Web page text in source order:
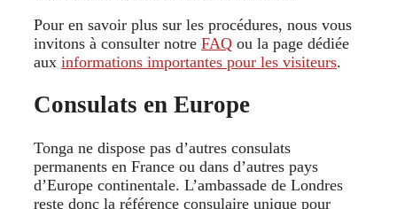
Pour en savoir plus sur les procédures, nous vous
invitons à consulter notre FAQ ou la page dédiée
aux informations importantes pour les visiteurs.
Consulats en Europe
Tonga ne dispose pas d’autres consulats
permanents en France ou dans d’autres pays
d’Europe continentale. L’ambassade de Londres
reste donc la référence consulaire unique pour